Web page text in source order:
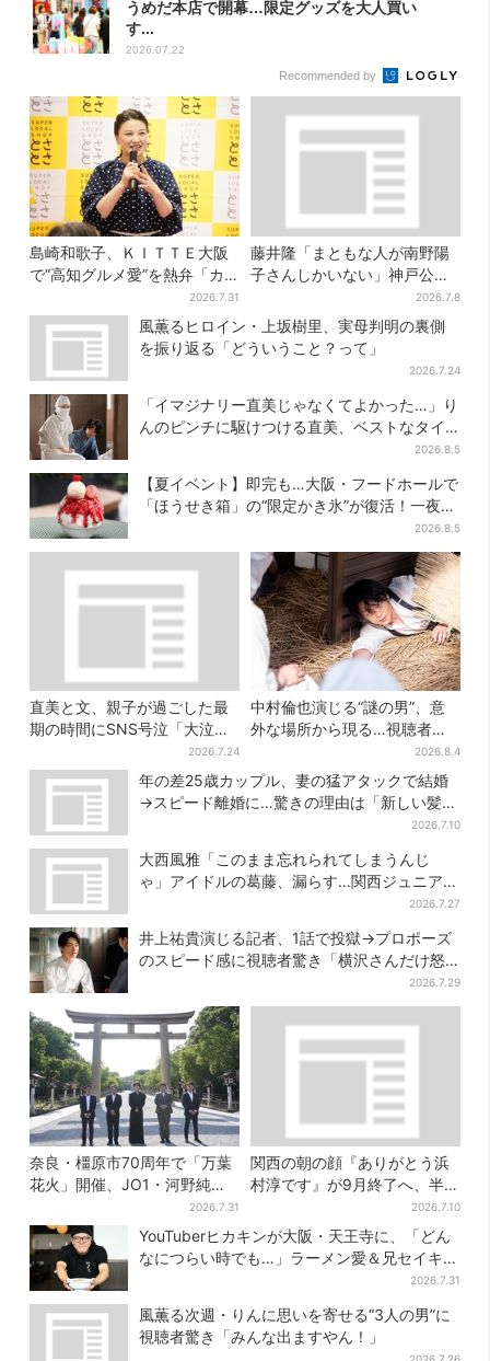
うめだ本店で開幕…限定グッズを大人買い
す...
2026.07.22
Recommended by
島崎和歌子、ＫＩＴＴＥ大阪
で“高知グルメ愛”を熱弁「カ
ツオは塩派」「ちくキュウが
おつまみ」
2026.7.31
藤井隆「まともな人が南野陽
子さんしかいない」神戸公演
2026.7.8
風薫るヒロイン・上坂樹里、実母判明の裏側
を振り返る「どういうこと？って」
2026.7.24
「イマジナリー直美じゃなくてよかった…」り
んのピンチに駆けつける直美、ベストなタイ
2026.8.5
【夏イベント】即完も…大阪・フードホールで
「ほうせき箱」の“限定かき氷”が復活！一夜限
2026.8.5
直美と文、親子が過ごした最
期の時間にSNS号泣「大泣き
2026.7.24
中村倫也演じる“謎の男”、意
外な場所から現る…視聴者歓
喜「こんな登場シーンとは」
2026.8.4
年の差25歳カップル、妻の猛アタックで結婚
→スピード離婚に…驚きの理由は「新しい髪
2026.7.10
大西風雅「このまま忘れられてしまうんじ
ゃ」アイドルの葛藤、漏らす…関西ジュニア特
2026.7.27
井上祐貴演じる記者、1話で投獄→プロポーズ
のスピード感に視聴者驚き「横沢さんだけ怒
2026.7.29
奈良・橿原市70周年で「万葉
花火」開催、JO1・河野純喜
がアンバサダーに…グループ
楽曲ともシンクロ
2026.7.31
関西の朝の顔『ありがとう浜
村淳です』が9月終了へ、半世
2026.7.10
YouTuberヒカキンが大阪・天王寺に、「どん
なにつらい時でも…」ラーメン愛＆兄セイキン
2026.7.31
風薫る次週・りんに思いを寄せる“3人の男”に
視聴者驚き「みんな出ますやん！」